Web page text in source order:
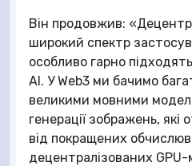
Він продовжив:
широкий спектр
особливо гарно
AI. У Web3 ми бачимо
великими мовними
генерації зображень,
від покращених
децентралізованих